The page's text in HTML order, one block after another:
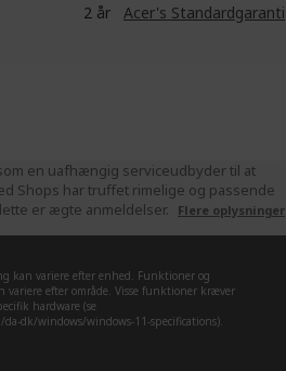
2 år Acer's Standardgaranti
en uafhængig serviceudbyder til at
Shops har truffet rimelige og passende
er ægte anmeldelser.
Flere oplysninger
kan variere efter enhed. Funktioner og
efter område. Visse funktioner kræver
hardware (se
dk/windows/windows-11-specifications).